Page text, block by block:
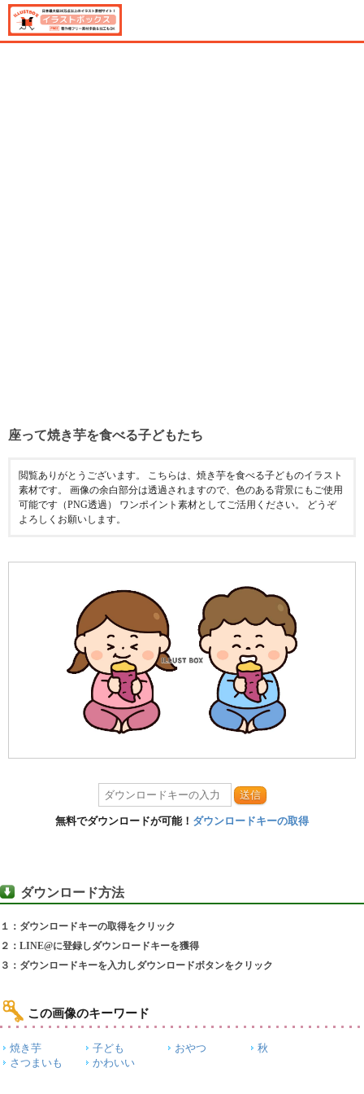
座って焼き芋を食べる子どもたち
閲覧ありがとうございます。 こちらは、焼き芋を食べる子どものイラスト
素材です。 画像の余白部分は透過されますので、色のある背景にもご使用
可能です（PNG透過） ワンポイント素材としてご活用ください。 どうぞ
よろしくお願いします。
送信
無料でダウンロードが可能！ ダウンロードキーの取得
ダウンロード方法
１：ダウンロードキーの取得をクリック
２：LINE@に登録しダウンロードキーを獲得
３：ダウンロードキーを入力しダウンロードボタンをクリック
この画像のキーワード
焼き芋 子ども おやつ
秋
さつまいも
かわいい